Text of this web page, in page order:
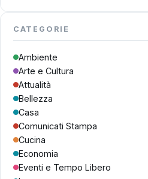
CATEGORIE
Ambiente
Arte e Cultura
Attualità
Bellezza
Casa
Comunicati Stampa
Cucina
Economia
Eventi e Tempo Libero